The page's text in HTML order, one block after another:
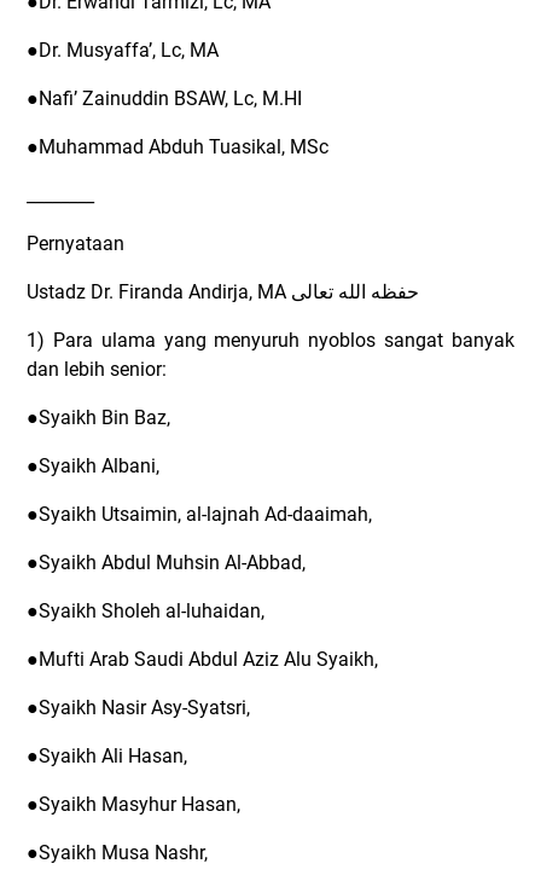
●Dr. Musyaffa’, Lc, MA
●Nafi’ Zainuddin BSAW, Lc, M.HI
●Muhammad Abduh Tuasikal, MSc
Pernyataan
Ustadz Dr. Firanda Andirja, MA حفظه الله تعالى
1) Para ulama yang menyuruh nyoblos sangat banyak
dan lebih senior:
●Syaikh Bin Baz,
●Syaikh Albani,
●Syaikh Utsaimin, al-lajnah Ad-daaimah,
●Syaikh Abdul Muhsin Al-Abbad,
●Syaikh Sholeh al-luhaidan,
●Mufti Arab Saudi Abdul Aziz Alu Syaikh,
●Syaikh Nasir Asy-Syatsri,
●Syaikh Ali Hasan,
●Syaikh Masyhur Hasan,
●Syaikh Musa Nashr,